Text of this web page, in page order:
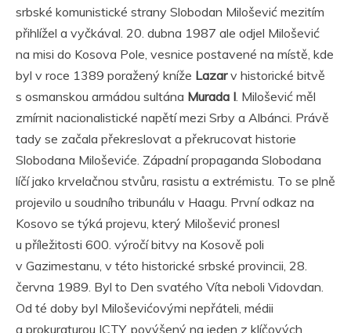
srbské komunistické strany Slobodan Milošević mezitím
přihlížel a vyčkával. 20. dubna 1987 ale odjel Milošević
na misi do Kosova Pole, vesnice postavené na místě, kde
byl v roce 1389 poražený kníže Lazarv historické bitvě
s osmanskou armádou sultána Murada I. Milošević měl
zmírnit nacionalistické napětí mezi Srby a Albánci. Právě
tady se začala překreslovat a překrucovat historie
Slobodana Miloševiće. Západní propaganda Slobodana
líčí jako krvelačnou stvůru, rasistu a extrémistu. To se plně
projevilo u soudního tribunálu v Haagu. První odkaz na
Kosovo se týká projevu, který Milošević pronesl
u příležitosti 600. výročí bitvy na Kosově poli
v Gazimestanu, v této historické srbské provincii, 28.
června 1989. Byl to Den svatého Víta neboli Vidovdan.
Od té doby byl Miloševićovými nepřáteli, médii
a prokuraturou ICTY, povýšený na jeden z klíčových